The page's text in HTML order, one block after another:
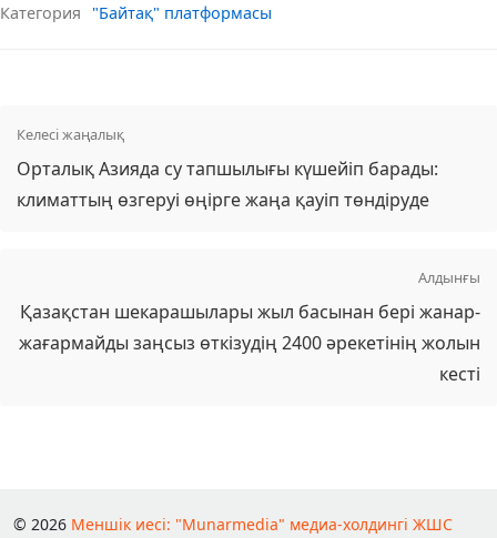
Категория "Байтақ" платформасы
Келесі жаңалық
Орталық Азияда су тапшылығы күшейіп барады:
климаттың өзгеруі өңірге жаңа қауіп төндіруде
Алдынғы
Қазақстан шекарашылары жыл басынан бері жанар-
жағармайды заңсыз өткізудің 2400 әрекетінің жолын
кесті
© 2026 Меншік иесі: "Munarmedia" медиа-холдингі ЖШС